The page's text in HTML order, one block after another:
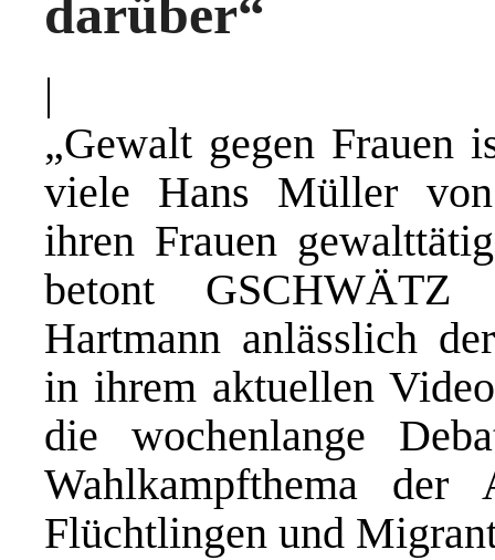
darüber“
|
„Gewalt gegen Frauen
viele Hans Müller von
ihren Frauen
betont GSCHWÄTZ
Hartmann anlässlich
in ihrem aktuellen
die wochenlange
Wahlkampfthema
Flüchtlingen und